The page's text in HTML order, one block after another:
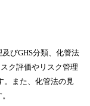
及びGHS分類、化管法
ク評価やリスク管理
。また、化管法の見